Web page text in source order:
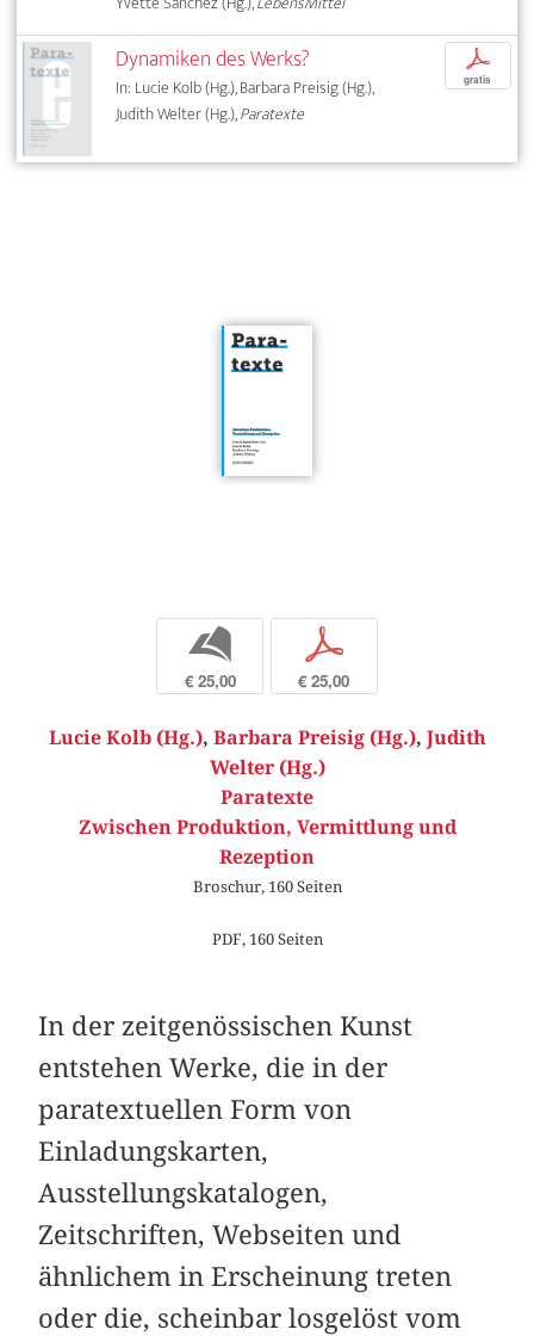
Dynamiken des Werks?
In: Lucie Kolb (Hg.), Barbara Preisig (Hg.),
Judith Welter (Hg.),Paratexte
p
gratis
b
€ 25,00
p
€ 25,00
Lucie Kolb (Hg.), Barbara Preisig (Hg.), Judith
Welter (Hg.)
Paratexte
Zwischen Produktion, Vermittlung und
Rezeption
Broschur, 160 Seiten
PDF, 160 Seiten
In der zeitgenössischen Kunst
entstehen Werke, die in der
paratextuellen Form von
Einladungskarten,
Ausstellungskatalogen,
Zeitschriften, Webseiten und
ähnlichem in Erscheinung treten
oder die, scheinbar losgelöst vom